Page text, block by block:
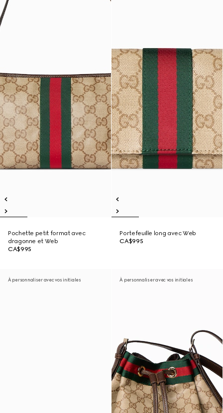
Pochette petit format avec
dragonne et Web
CA$995
Portefeuille long avec Web
CA$995
À personnaliser avec vos initiales À personnaliser avec vos initiales